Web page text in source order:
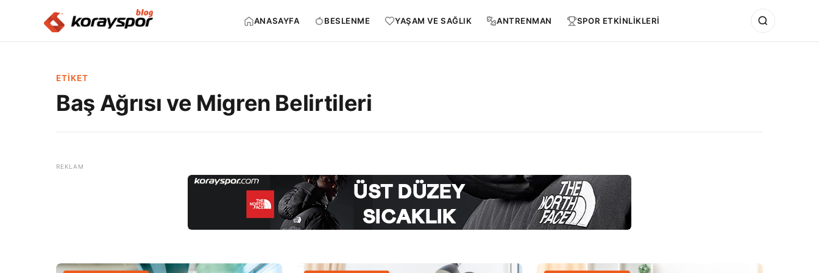
ANASAYFA BESLENME YAŞAM VE SAĞLIK ANTRENMAN SPOR ETKİNLİKLERİ
ETIKET
Baş Ağrısı ve Migren Belirtileri